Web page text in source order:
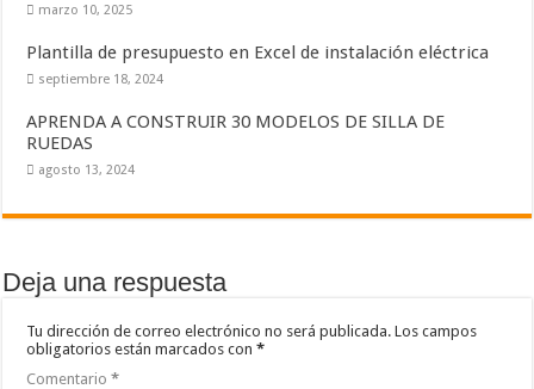
marzo 10, 2025
Plantilla de presupuesto en Excel de instalación eléctrica
septiembre 18, 2024
APRENDA A CONSTRUIR 30 MODELOS DE SILLA DE
RUEDAS
agosto 13, 2024
Deja una respuesta
Tu dirección de correo electrónico no será publicada. Los campos
obligatorios están marcados con*
Comentario*